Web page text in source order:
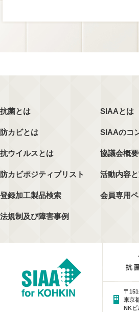
抗菌とは
防カビとは
抗ウイルスとは
防カビポジティブリスト
登録加工製品検索
法規制及び障害事例
SIAAとは
SIAAのコ
協議会概
活動内容
会員専用
〒
東京
NKビ